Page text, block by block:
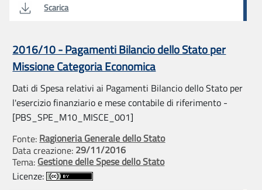
Scarica
2016/10 - Pagamenti Bilancio dello Stato per
Missione Categoria Economica
Dati di Spesa relativi ai Pagamenti Bilancio dello Stato per
l'esercizio finanziario e mese contabile di riferimento -
[PBS_SPE_M10_MISCE_001]
Fonte: Ragioneria Generale dello Stato
Data creazione: 29/11/2016
Tema: Gestione delle Spese dello Stato
Licenze: